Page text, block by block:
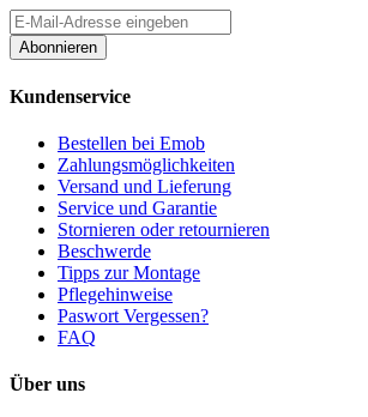
Abonnieren
Kundenservice
Bestellen bei Emob
Zahlungsmöglichkeiten
Versand und Lieferung
Service und Garantie
Stornieren oder retournieren
Beschwerde
Tipps zur Montage
Pflegehinweise
Paswort Vergessen?
FAQ
Über uns